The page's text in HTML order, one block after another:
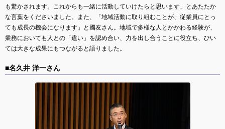
も驚かされます。これからも一緒に活動していけたらと思います」とあたたか
な言葉をくださいました。また、「地域活動に取り組むことが、従業員にとっ
ても成長の機会になります」と國友さん。地域で多様な人とかかわる経験が、
業務においても人との「違い」を認め合い、力を出し合うことに役立ち、ひい
ては大きな成果にもつながると語りました。
■名久井 洋一さん